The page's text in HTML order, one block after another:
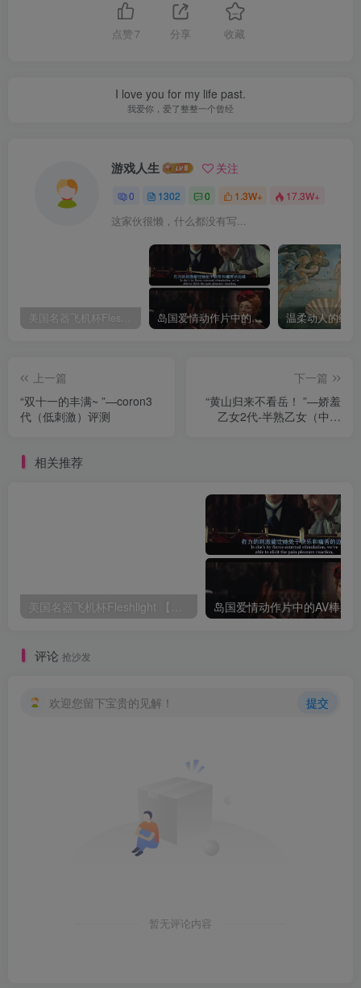
点赞 7 分享 收藏
I love you for my life past.
我爱你，爱了整整一个曾经
游戏人生 关注
0 1302 0 1.3W+ 17.3W+
这家伙很懒，什么都没有写...
美国名器飞机杯Fleshlight 【Quickshot-Vantage 双头飞机杯】完全评测 岛国爱情动作片中的AV棒到底有多猛？成人用品震动棒的发展史！
上一篇
“双十一的丰满~ ”—coron3
代（低刺激）评测
下一篇
“黄山归来不看岳！ ”—娇羞
乙女2代-半熟乙女（中刺
相关推荐
评论 抢沙发
欢迎您留下宝贵的见解！ 提交
暂无评论内容